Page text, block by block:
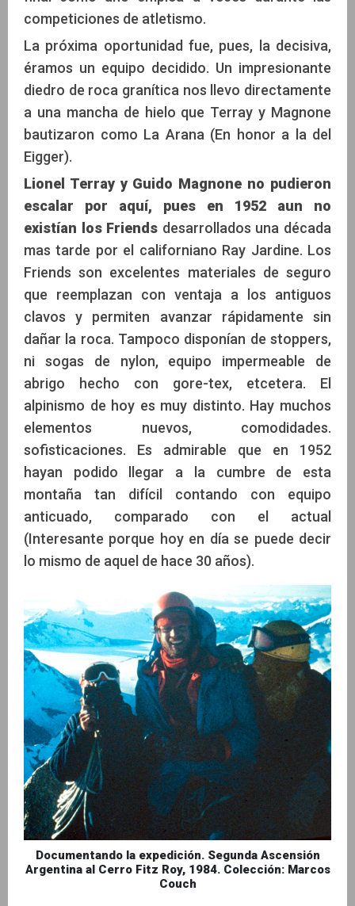
competiciones de atletismo.
La próxima oportunidad fue, pues, la decisiva,
éramos un equipo decidido. Un impresionante
diedro de roca granítica nos llevo directamente
a una mancha de hielo que Terray y Magnone
bautizaron como La Arana (En honor a la del
Eigger).
Lionel Terray y Guido Magnone no pudieron
escalar por aquí, pues en 1952 aun no
existían los Friends desarrollados una década
mas tarde por el californiano Ray Jardine. Los
Friends son excelentes materiales de seguro
que reemplazan con ventaja a los antiguos
clavos y permiten avanzar rápidamente sin
dañar la roca. Tampoco disponían de stoppers,
ni sogas de nylon, equipo impermeable de
abrigo hecho con gore-tex, etcetera. El
alpinismo de hoy es muy distinto. Hay muchos
elementos nuevos, comodidades.
sofisticaciones. Es admirable que en 1952
hayan podido llegar a la cumbre de esta
montaña tan difícil contando con equipo
anticuado, comparado con el actual
(Interesante porque hoy en día se puede decir
lo mismo de aquel de hace 30 años).
Documentando la expedición. Segunda Ascensión
Argentina al Cerro Fitz Roy, 1984. Colección: Marcos
Couch